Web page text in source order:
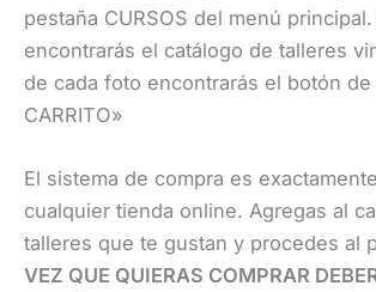
pestaña CURSOS del menú
encontrarás el catálogo de talleres
de cada foto encontrarás el botón de
CARRITO»
El sistema de compra es
cualquier tienda online. Agregas al
talleres que te gustan y procedes al
VEZ QUE QUIERAS COMPRAR